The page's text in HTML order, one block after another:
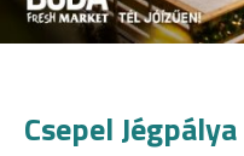
Csepel Jégpálya